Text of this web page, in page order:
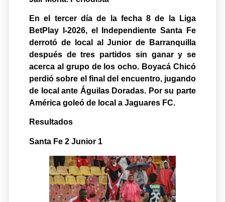
En el tercer día de la fecha 8 de la Liga
BetPlay l-2026, el Independiente Santa Fe
derrotó de local al Junior de Barranquilla
después de tres partidos sin ganar y se
acerca al grupo de los ocho. Boyacá Chicó
perdió sobre el final del encuentro, jugando
de local ante Águilas Doradas. Por su parte
América goleó de local a Jaguares FC.
Resultados
Santa Fe 2 Junior 1